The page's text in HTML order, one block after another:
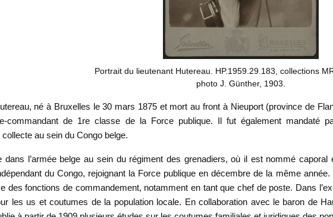
Portrait du lieutenant Hutereau. HP.1959.29.183, collections
photo J. Günther, 1903.
né à Bruxelles le 30 mars 1875 et mort au front à Nieuport (province de
commandant de 1re classe de la Force publique. Il fut également mandaté
au sein du Congo belge.
dans l’armée belge au sein du régiment des grenadiers, où il est nommé
du Congo, rejoignant la Force publique en décembre de la même
des fonctions de commandement, notamment en tant que chef de poste. Dans
les us et coutumes de la population locale. En collaboration avec le baron de